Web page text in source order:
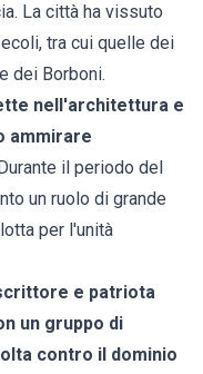
La città ha vissuto
tra cui quelle dei
dei Borboni.
nell'architettura e
ammirare
il periodo del
un ruolo di grande
per l'unità
e patriota
un gruppo di
contro il dominio